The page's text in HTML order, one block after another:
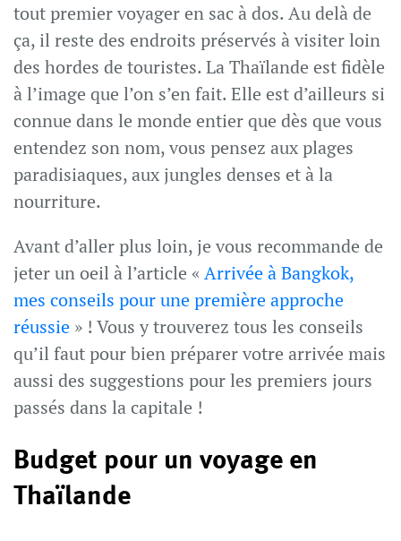
tout premier voyager en sac à dos. Au delà de
ça, il reste des endroits préservés à visiter loin
des hordes de touristes. La Thaïlande est fidèle
à l’image que l’on s’en fait. Elle est d’ailleurs si
connue dans le monde entier que dès que vous
entendez son nom, vous pensez aux plages
paradisiaques, aux jungles denses et à la
nourriture.
Avant d’aller plus loin, je vous recommande de
jeter un oeil à l’article « Arrivée à Bangkok,
mes conseils pour une première approche
réussie » ! Vous y trouverez tous les conseils
qu’il faut pour bien préparer votre arrivée mais
aussi des suggestions pour les premiers jours
passés dans la capitale !
Budget pour un voyage en
Thaïlande